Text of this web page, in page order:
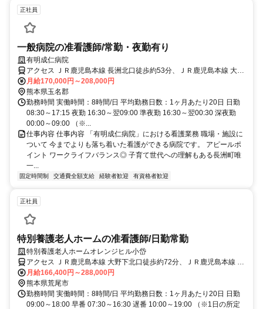
正社員
一般病院の准看護師/常勤・夜勤有り
有明成仁病院
アクセス ＪＲ鹿児島本線 長洲北口徒歩約53分、ＪＲ鹿児島本線 大野
下北口徒歩約57分、ＪＲ鹿児島本線 玉名北口徒歩約82分
月給170,000円～208,000円
熊本県玉名郡
勤務時間 実働時間：8時間/日 平均勤務日数：1ヶ月あたり20日 日勤
08:30～17:15 夜勤 16:30～翌09:00 準夜勤 16:30～翌00:30 深夜勤
00:00～09:00 （※...
仕事内容 仕事内容 「有明成仁病院」における看護業務 職場・施設に
ついて 今までよりも落ち着いた看護ができる病院です。 アピールポ
イント ワークライフバランス◎ 子育て世代への理解もある長洲町唯
一...
固定時間制 交通費全額支給 経験者歓迎 有資格者歓迎
正社員
特別養護老人ホームの准看護師/日勤常勤
特別養護老人ホームオレンジヒル小岱
アクセス ＪＲ鹿児島本線 大野下北口徒歩約72分、ＪＲ鹿児島本線 長
洲北口徒歩約77分、ＪＲ鹿児島本線 南荒尾徒歩約89分
月給166,400円～288,000円
熊本県荒尾市
勤務時間 実働時間：8時間/日 平均勤務日数：1ヶ月あたり20日 日勤
09:00～18:00 早番 07:30～16:30 遅番 10:00～19:00 （※1日の所定